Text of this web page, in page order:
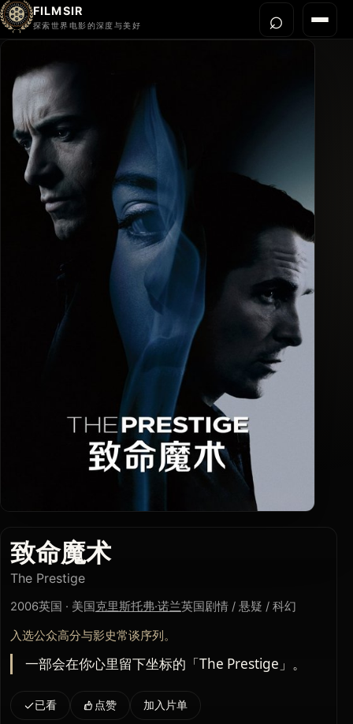
FILMSIR
探索世界电影的深度与美好 菜单
今晚看什么
世界电影节
导演宇宙
影片库
影评与解读
⌕打开
致命魔术
The Prestige
2006英国 · 美国克里斯托弗·诺兰英国剧情 / 悬疑 / 科幻
入选公众高分与影史常谈序列。
一部会在你心里留下坐标的「The Prestige」。
已看 点赞 加入片单